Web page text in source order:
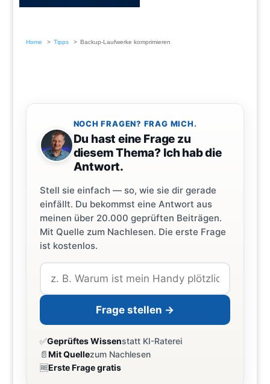
Home Tipps Backup-Laufwerke komprimieren
NOCH FRAGEN? FRAG MICH.
Du hast eine Frage zu
diesem Thema? Ich hab die
Antwort.
Stell sie einfach — so, wie sie dir gerade
einfällt. Du bekommst eine Antwort aus
meinen über 20.000 geprüften Beiträgen.
Mit Quelle zum Nachlesen. Die erste Frage
ist kostenlos.
Frage stellen →
✅Geprüftes Wissenstatt KI-Raterei
📄Mit Quellezum Nachlesen
🆓Erste Frage gratis